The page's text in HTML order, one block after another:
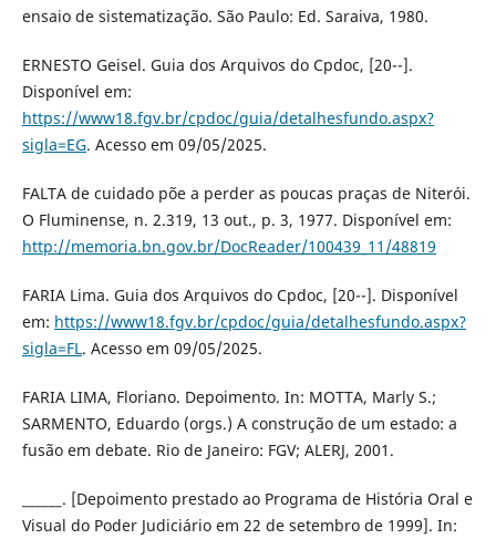
ensaio de sistematização. São Paulo: Ed. Saraiva, 1980.
ERNESTO Geisel. Guia dos Arquivos do Cpdoc, [20--].
Disponível em:
https://www18.fgv.br/cpdoc/guia/detalhesfundo.aspx?
sigla=EG. Acesso em 09/05/2025.
FALTA de cuidado põe a perder as poucas praças de Niterói.
O Fluminense, n. 2.319, 13 out., p. 3, 1977. Disponível em:
http://memoria.bn.gov.br/DocReader/100439_11/48819
FARIA Lima. Guia dos Arquivos do Cpdoc, [20--]. Disponível
em: https://www18.fgv.br/cpdoc/guia/detalhesfundo.aspx?
sigla=FL. Acesso em 09/05/2025.
FARIA LIMA, Floriano. Depoimento. In: MOTTA, Marly S.;
SARMENTO, Eduardo (orgs.) A construção de um estado: a
fusão em debate. Rio de Janeiro: FGV; ALERJ, 2001.
______. [Depoimento prestado ao Programa de História Oral e
Visual do Poder Judiciário em 22 de setembro de 1999]. In: